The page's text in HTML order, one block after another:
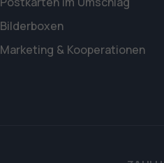
Bilderboxen
Marketing & Kooperationen